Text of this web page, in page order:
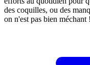
des coquilles, ou des
on n'est pas bien méchant !